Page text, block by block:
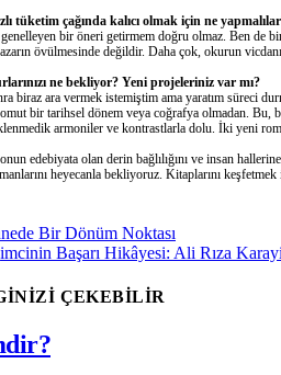
tüketim çağında kalıcı olmak için ne
genelleyen bir öneri getirmem doğru olmaz. Ben de
övülmesinde değildir. Daha çok, okurun
ne bekliyor? Yeni projeleriniz var mı?
biraz ara vermek istemiştim ama yaratım süreci
bir tarihsel dönem veya coğrafya olmadan. Bu,
armoniler ve kontrastlarla dolu. İki yeni
edebiyata olan derin bağlılığını ve insan
heyecanla bekliyoruz. Kitaplarını
Bir Dönüm Noktası
Başarı Hikâyesi: Ali Rıza
ÇEKEBİLİR